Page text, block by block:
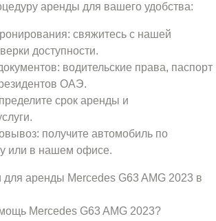
аренды для вашего удобства:
свяжитесь с нашей
доступности.
водительские права, паспорт
ОАЭ.
срок аренды и
получите автомобиль по
или в нашем офисе.
аренды Mercedes G63 AMG 2023 в
Mercedes G63 AMG 2023?